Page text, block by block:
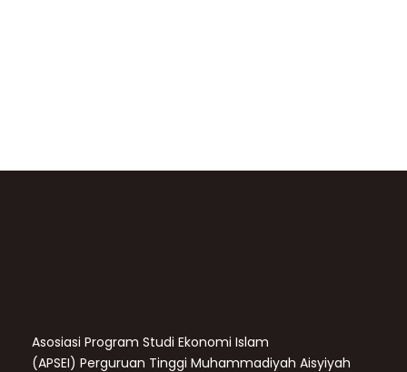
Asosiasi Program Studi Ekonomi Islam
(APSEI) Perguruan Tinggi Muhammadiyah Aisyiyah